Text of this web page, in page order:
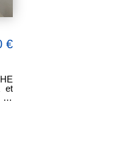
€
et